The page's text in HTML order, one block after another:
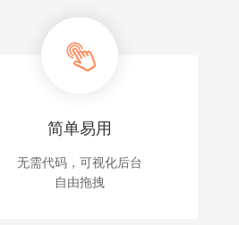
简单易用
无需代码，可视化后台
自由拖拽